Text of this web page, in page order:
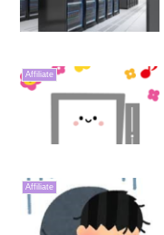
Affiliate
Affiliate